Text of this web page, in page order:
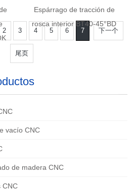
Espárrago de tracción de
rosca interior BT40-45°BD
2 3 4 5 6 7 下一个
尾页
vacío CNC
de madera CNC
CNC